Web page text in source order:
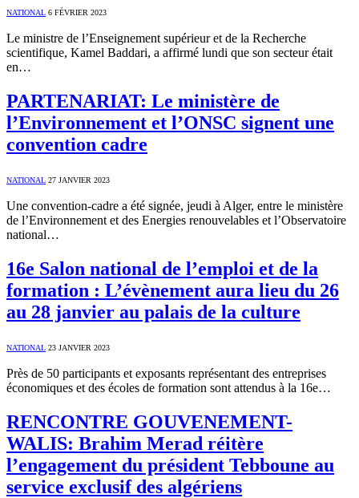
NATIONAL 6 FÉVRIER 2023
Le ministre de l’Enseignement supérieur et de la Recherche
scientifique, Kamel Baddari, a affirmé lundi que son secteur était
en…
PARTENARIAT: Le ministère de
l’Environnement et l’ONSC signent une
convention cadre
NATIONAL 27 JANVIER 2023
Une convention-cadre a été signée, jeudi à Alger, entre le ministère
de l’Environnement et des Energies renouvelables et l’Observatoire
national…
16e Salon national de l’emploi et de la
formation : L’évènement aura lieu du 26
au 28 janvier au palais de la culture
NATIONAL 23 JANVIER 2023
Près de 50 participants et exposants représentant des entreprises
économiques et des écoles de formation sont attendus à la 16e…
RENCONTRE GOUVENEMENT-
WALIS: Brahim Merad réitère
l’engagement du président Tebboune au
service exclusif des algériens